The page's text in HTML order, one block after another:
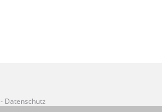
- Datenschutz